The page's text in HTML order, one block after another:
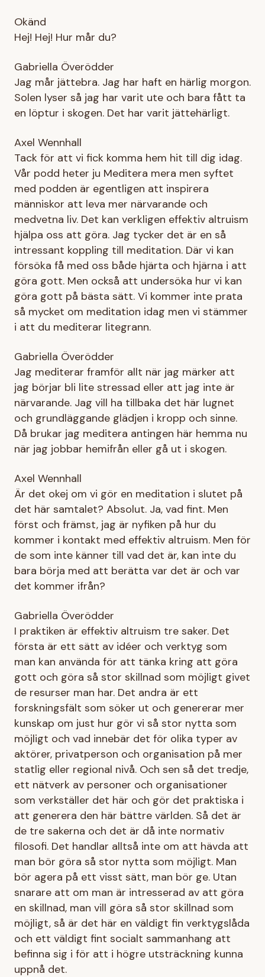
Okänd
Hej! Hej! Hur mår du?
Gabriella Överödder
Jag mår jättebra. Jag har haft en härlig morgon.
Solen lyser så jag har varit ute och bara fått ta
en löptur i skogen. Det har varit jättehärligt.
Axel Wennhall
Tack för att vi fick komma hem hit till dig idag.
Vår podd heter ju Meditera mera men syftet
med podden är egentligen att inspirera
människor att leva mer närvarande och
medvetna liv. Det kan verkligen effektiv altruism
hjälpa oss att göra. Jag tycker det är en så
intressant koppling till meditation. Där vi kan
försöka få med oss både hjärta och hjärna i att
göra gott. Men också att undersöka hur vi kan
göra gott på bästa sätt. Vi kommer inte prata
så mycket om meditation idag men vi stämmer
i att du mediterar litegrann.
Gabriella Överödder
Jag mediterar framför allt när jag märker att
jag börjar bli lite stressad eller att jag inte är
närvarande. Jag vill ha tillbaka det här lugnet
och grundläggande glädjen i kropp och sinne.
Då brukar jag meditera antingen här hemma nu
när jag jobbar hemifrån eller gå ut i skogen.
Axel Wennhall
Är det okej om vi gör en meditation i slutet på
det här samtalet? Absolut. Ja, vad fint. Men
först och främst, jag är nyfiken på hur du
kommer i kontakt med effektiv altruism. Men för
de som inte känner till vad det är, kan inte du
bara börja med att berätta var det är och var
det kommer ifrån?
Gabriella Överödder
I praktiken är effektiv altruism tre saker. Det
första är ett sätt av idéer och verktyg som
man kan använda för att tänka kring att göra
gott och göra så stor skillnad som möjligt givet
de resurser man har. Det andra är ett
forskningsfält som söker ut och genererar mer
kunskap om just hur gör vi så stor nytta som
möjligt och vad innebär det för olika typer av
aktörer, privatperson och organisation på mer
statlig eller regional nivå. Och sen så det tredje,
ett nätverk av personer och organisationer
som verkställer det här och gör det praktiska i
att generera den här bättre världen. Så det är
de tre sakerna och det är då inte normativ
filosofi. Det handlar alltså inte om att hävda att
man bör göra så stor nytta som möjligt. Man
bör agera på ett visst sätt, man bör ge. Utan
snarare att om man är intresserad av att göra
en skillnad, man vill göra så stor skillnad som
möjligt, så är det här en väldigt fin verktygslåda
och ett väldigt fint socialt sammanhang att
befinna sig i för att i högre utsträckning kunna
uppnå det.